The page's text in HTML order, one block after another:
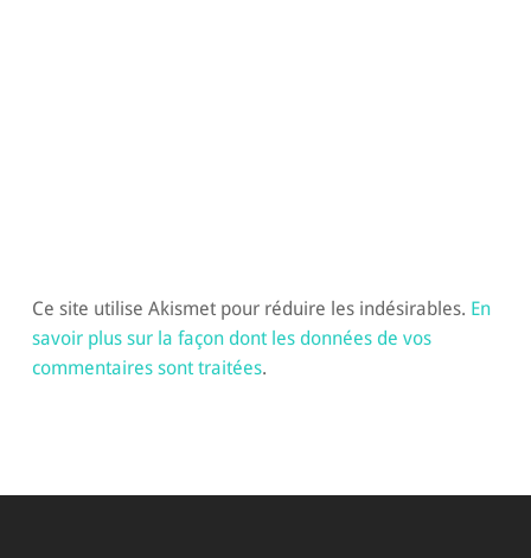
Ce site utilise Akismet pour réduire les indésirables. En
savoir plus sur la façon dont les données de vos
commentaires sont traitées.